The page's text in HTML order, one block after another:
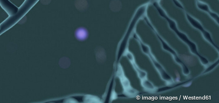
©imago images / Westend61